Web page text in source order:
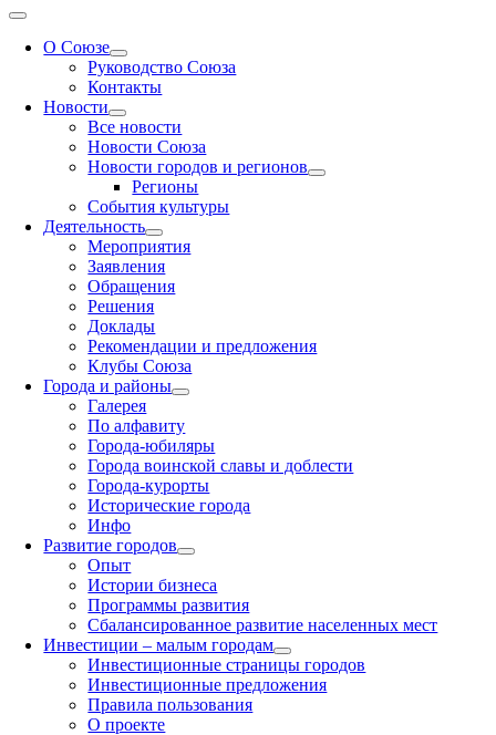
О Союзе
Руководство Союза
Контакты
Новости
Все новости
Новости Союза
Новости городов и регионов
Регионы
События культуры
Деятельность
Мероприятия
Заявления
Обращения
Решения
Доклады
Рекомендации и предложения
Клубы Союза
Города и районы
Галерея
По алфавиту
Города-юбиляры
Города воинской славы и доблести
Города-курорты
Исторические города
Инфо
Развитие городов
Опыт
Истории бизнеса
Программы развития
Сбалансированное развитие населенных мест
Инвестиции – малым городам
Инвестиционные страницы городов
Инвестиционные предложения
Правила пользования
О проекте